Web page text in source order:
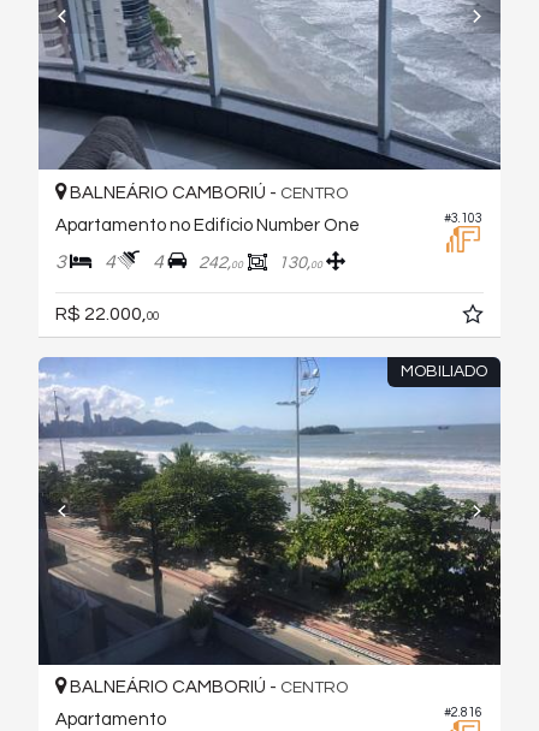
#3.103
BALNEÁRIO CAMBORIÚ - CENTRO
Apartamento no Edifício Number One
3 4 4 242,00 130,00
R$ 22.000, 00
MOBILIADO
#2.816
BALNEÁRIO CAMBORIÚ - CENTRO
Apartamento